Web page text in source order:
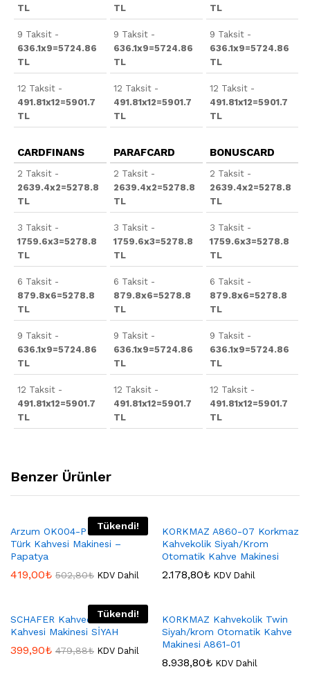
TL
9 Taksit -
636.1x9=5724.86
TL
12 Taksit -
491.81x12=5901.7
TL
TL
9 Taksit -
636.1x9=5724.86
TL
12 Taksit -
491.81x12=5901.7
TL
TL
9 Taksit -
636.1x9=5724.86
TL
12 Taksit -
491.81x12=5901.7
TL
CARDFINANS
2 Taksit -
2639.4x2=5278.8
TL
3 Taksit -
1759.6x3=5278.8
TL
6 Taksit -
879.8x6=5278.8
TL
9 Taksit -
636.1x9=5724.86
TL
12 Taksit -
491.81x12=5901.7
TL
PARAFCARD
2 Taksit -
2639.4x2=5278.8
TL
3 Taksit -
1759.6x3=5278.8
TL
6 Taksit -
879.8x6=5278.8
TL
9 Taksit -
636.1x9=5724.86
TL
12 Taksit -
491.81x12=5901.7
TL
BONUSCARD
2 Taksit -
2639.4x2=5278.8
TL
3 Taksit -
1759.6x3=5278.8
TL
6 Taksit -
879.8x6=5278.8
TL
9 Taksit -
636.1x9=5724.86
TL
12 Taksit -
491.81x12=5901.7
TL
Benzer Ürünler
Tükendi!
Arzum OK004-P Okka Minio
Türk Kahvesi Makinesi –
Papatya
419,00₺ 502,80₺ KDV Dahil
KORKMAZ A860-07 Korkmaz
Kahvekolik Siyah/Krom
Otomatik Kahve Makinesi
2.178,80₺ KDV Dahil
Tükendi!
SCHAFER Kahvecim Türk
Kahvesi Makinesi SİYAH
399,90₺ 479,88₺ KDV Dahil
KORKMAZ Kahvekolik Twin
Siyah/krom Otomatik Kahve
Makinesi A861-01
8.938,80₺ KDV Dahil